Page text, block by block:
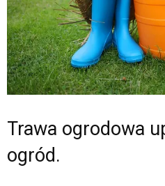
Trawa ogrodowa
ogród.